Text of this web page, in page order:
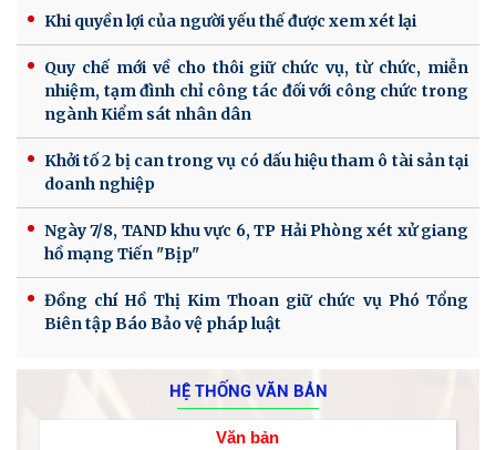
Khi quyền lợi của người yếu thế được xem xét lại
Quy chế mới về cho thôi giữ chức vụ, từ chức, miễn
nhiệm, tạm đình chỉ công tác đối với công chức trong
ngành Kiểm sát nhân dân
Khởi tố 2 bị can trong vụ có dấu hiệu tham ô tài sản tại
doanh nghiệp
Ngày 7/8, TAND khu vực 6, TP Hải Phòng xét xử giang
hồ mạng Tiến "Bịp"
Đồng chí Hồ Thị Kim Thoan giữ chức vụ Phó Tổng
Biên tập Báo Bảo vệ pháp luật
HỆ THỐNG VĂN BẢN
Văn bản